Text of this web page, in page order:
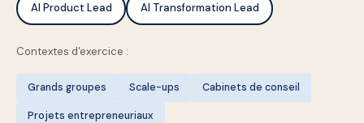
AI Product Lead AI Transformation Lead
Contextes d'exercice :
Grands groupes Scale-ups Cabinets de conseil
Projets entrepreneuriaux